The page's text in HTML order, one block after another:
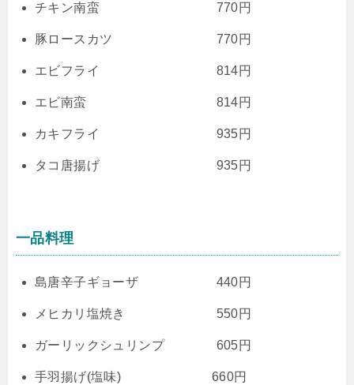
チキン南蛮 770円
豚ロースカツ 770円
エビフライ 814円
エビ南蛮 814円
カキフライ 935円
タコ唐揚げ 935円
一品料理
島唐辛子ギョーザ 440円
メヒカリ塩焼き 550円
ガーリックシュリンプ 605円
手羽揚げ(塩味) 660円